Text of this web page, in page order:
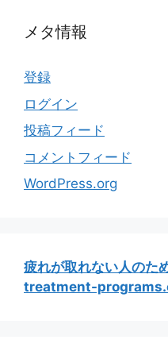
メタ情報
登録
ログイン
投稿フィード
コメントフィード
WordPress.org
疲れが取れない人のた
treatment-